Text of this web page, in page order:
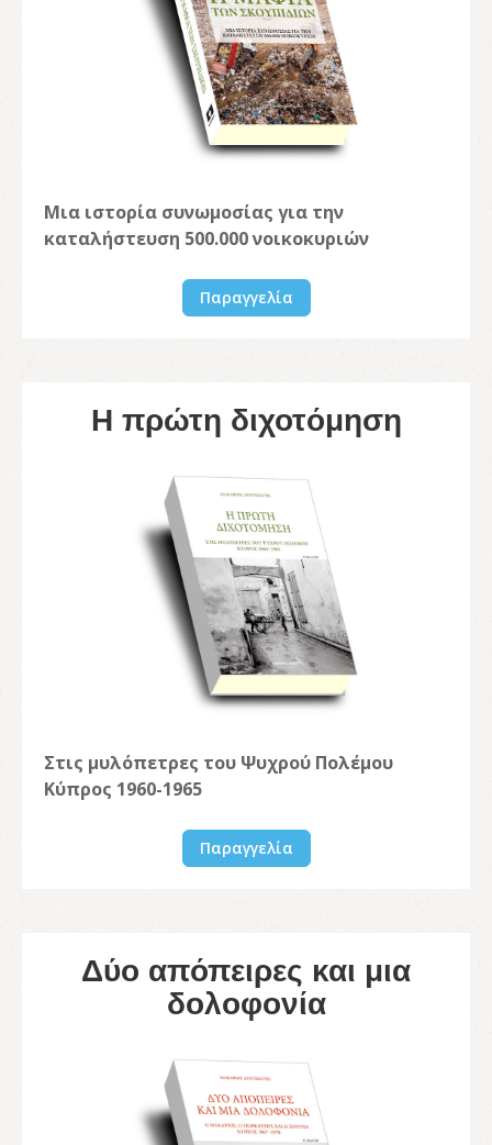
Μια ιστορία συνωμοσίας για την
καταλήστευση 500.000 νοικοκυριών
Παραγγελία
Η πρώτη διχοτόμηση
Στις μυλόπετρες του Ψυχρού Πολέμου
Κύπρος 1960-1965
Παραγγελία
Δύο απόπειρες και μια
δολοφονία